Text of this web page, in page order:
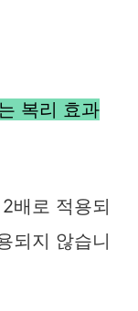
복리 효과
배로 적용되
되지 않습니